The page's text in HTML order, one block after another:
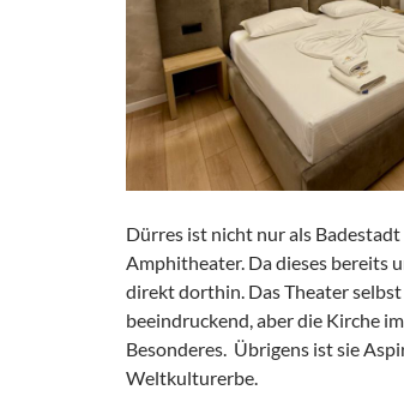
Dürres ist nicht nur als
Amphitheater. Da dieses bereits
direkt dorthin. Das Theater
beeindruckend, aber die Kirche
Besonderes. Übrigens ist sie
Weltkulturerbe.